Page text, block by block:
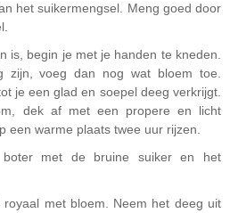
het suikermengsel. Meng goed door
is, begin je met je handen te kneden.
zijn, voeg dan nog wat bloem toe.
je een glad en soepel deeg verkrijgt.
dek af met een propere en licht
een warme plaats twee uur rijzen.
met de bruine suiker en het
met bloem. Neem het deeg uit